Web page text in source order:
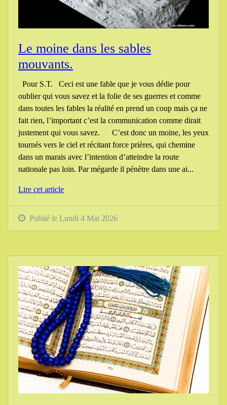
Le moine dans les sables
mouvants.
Pour S.T. Ceci est une fable que je vous dédie pour
oublier qui vous savez et la folie de ses guerres et comme
dans toutes les fables la réalité en prend un coup mais ça ne
fait rien, l’important c’est la communication comme dirait
justement qui vous savez. C’est donc un moine, les yeux
tournés vers le ciel et récitant force prières, qui chemine
dans un marais avec l’intention d’atteindre la route
nationale pas loin. Par mégarde il pénètre dans une ai...
Lire cet article
Publié le Lundi 4 Mai 2026